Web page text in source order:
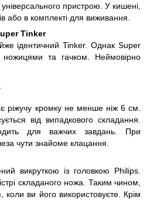
пристрою. У кишені,
або в комплекті для виживання.
Tinker
ідентичний Tinker. Однак Super
та гачком. Неймовірно
ріжучу кромку не менше ніж 6 см.
від випадкового складання.
для важчих завдань. При
чути знайоме клацання.
викруткою із головкою Philips.
складаного ножа. Таким чином,
ви його використовуєте. Крім